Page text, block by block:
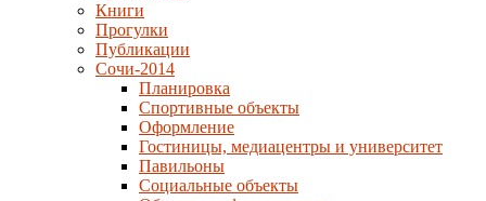
Книги
Прогулки
Публикации
Сочи-2014
Планировка
Спортивные объекты
Оформление
Гостиницы, медиацентры и университет
Павильоны
Социальные объекты